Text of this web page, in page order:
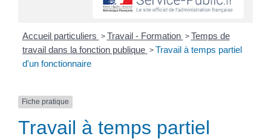
Accueil particuliers > Travail - Formation > Temps de
travail dans la fonction publique > Travail à temps partiel
d'un fonctionnaire
Fiche pratique
Travail à temps partiel